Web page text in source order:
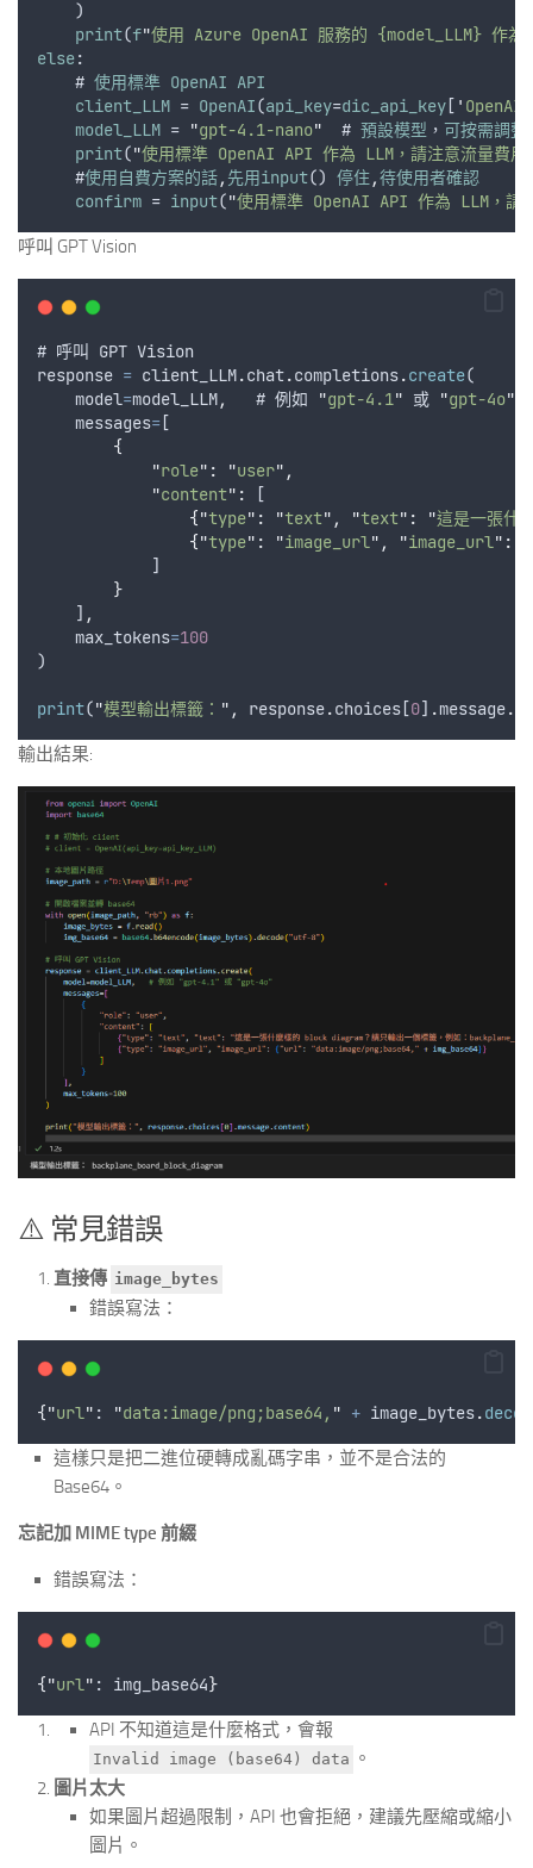
    )
print(f"使用 Azure OpenAI 服務的 {model_LLM} 作為
else:
    #
使用標準 OpenAI API
client_LLM = OpenAI(api_key=dic_api_key [ ' OpenAI
model_LLM = "gpt-4.1-nano"
  #
預設模型 ， 可按需調整
print("使用標準 OpenAI API 作為 LLM，請注意流量費用
    #
使用自費方案的話, 先用input() 停住,待使用者確認
confirm = input("使用標準 OpenAI API 作為 LLM，請
呼叫 GPT Vision
# 呼叫 GPT Vision
response = client_LLM.chat.completions.create(
model=model_LLM,
   #
例如 "gpt-4.1" 或 "gpt-4o"
messages= [
{
"role" : "user" ,
"content" :
[
{"type" : "text" , "text" : "這是一張
{"type" : "image_url" , "image_url" :
            ]
}
    ]
,
max_tokens=100
)
print("模型輸出標籤： " , response.choices [0] .message.
輸出結果:
⚠️ 常見錯誤
直接傳 image_bytes
錯誤寫法：
{"url" : "data:image/png;base64, " + image_bytes.
這樣只是把二進位硬轉成亂碼字串，並不是合法的
Base64。
忘記加 MIME type 前綴
錯誤寫法：
{"url" : img_base64}
API 不知道這是什麼格式，會報
Invalid image (base64) data 。
圖片太大
如果圖片超過限制，API 也會拒絕，建議先壓縮或縮小
圖片。